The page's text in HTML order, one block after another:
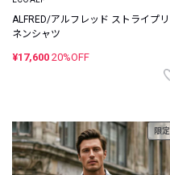
ALFRED/アルフレッド ストライプリ
ネンシャツ
¥17,600 20%OFF
限定